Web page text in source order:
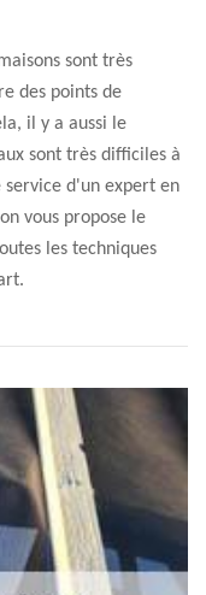
sont très
des points de
il y a aussi le
sont très difficiles à
d'un expert en
vous propose le
les techniques